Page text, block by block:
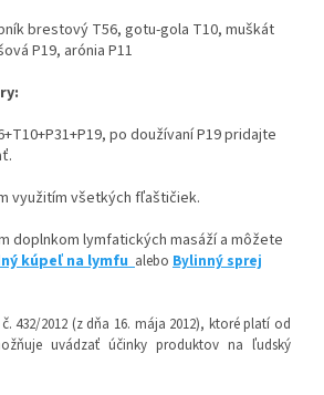
brestový T56, gotu-gola T10, muškát
P19, arónia P11
po doužívaní P19 pridajte
využitím všetkých fľaštičiek.
doplnkom lymfatických masáží a môžete
kúpeľ na lymfu alebo Bylinný sprej
432/2012 (z dňa 16. mája 2012), ktoré platí od
uvádzať účinky produktov na ľudský